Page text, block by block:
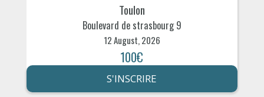
Toulon
Boulevard de strasbourg 9
12 August, 2026
100€
S'INSCRIRE